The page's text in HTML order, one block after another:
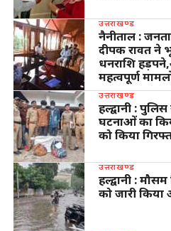
उत्तराखण्ड
नैनीताल :
दीपक रावत ने
धनराशि
महत्वपूर्ण
उत्तराखण्ड
हल्द्वानी :
घटनाओं का
को किया
उत्तराखण्ड
हल्द्वानी :
को जारी